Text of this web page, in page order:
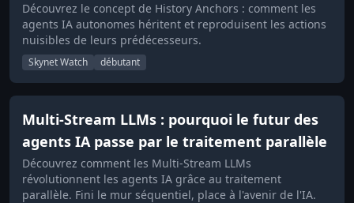
Découvrez le concept de History Anchors : comment les
agents IA autonomes héritent et reproduisent les actions
nuisibles de leurs prédécesseurs.
Skynet Watch débutant
Multi-Stream LLMs : pourquoi le futur des
agents IA passe par le traitement parallèle
Découvrez comment les Multi-Stream LLMs
révolutionnent les agents IA grâce au traitement
parallèle. Fini le mur séquentiel, place à l'avenir de l'IA.